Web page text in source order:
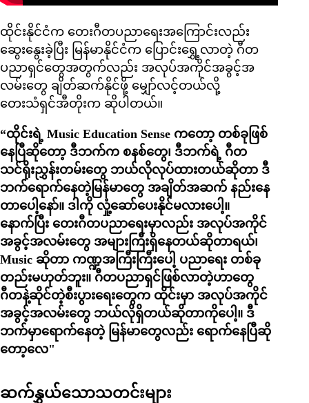
ထိုင်းနိုင်ငံက တေးဂီတပညာရေးအကြောင်းလည်း
ဆွေးနွေးခဲ့ပြီး မြန်မာနိုင်ငံက ပြောင်းရွှေ့လာတဲ့ ဂီတ
ပညာရှင်တွေအတွက်လည်း အလုပ်အကိုင်အခွင့်အ
လမ်းတွေ ချိတ်ဆက်နိုင်ဖို့ မျှော်လင့်တယ်လို့
တေးသံရှင်အီတိုးက ဆိုပါတယ်။
“ထိုင်းရဲ့ Music Education Sense ကတော့ တစ်ခုဖြစ်
နေပြီဆိုတော့ ဒီဘက်က စနစ်တွေ၊ ဒီဘက်ရဲ့ ဂီတ
သင်ရိုးညွှန်းတမ်းတွေ ဘယ်လိုလုပ်ထားတယ်ဆိုတာ ဒီ
ဘက်ရောက်နေတဲ့မြန်မာတွေ အချိတ်အဆက် နည်းနေ
တာပေါ့နော်။ ဒါကို လှုံ့ဆော်ပေးနိုင်မလားပေါ့။
နောက်ပြီး တေးဂီတပညာရေးမှာလည်း အလုပ်အကိုင်
အခွင့်အလမ်းတွေ အများကြီးရှိနေတယ်ဆိုတာရယ်၊
Music ဆိုတာ ကဏ္ဍအကြီးကြီးပေါ့ ပညာရေး တစ်ခု
တည်းမဟုတ်ဘူး။ ဂီတပညာရှင်ဖြစ်လာတဲ့ဟာတွေ
ဂီတနဲ့ဆိုင်တဲ့စီးပွားရေးတွေက ထိုင်းမှာ အလုပ်အကိုင်
အခွင့်အလမ်းတွေ ဘယ်လိုရှိတယ်ဆိုတာကိုပေါ့။ ဒီ
ဘက်မှာရောက်နေတဲ့ မြန်မာတွေလည်း ရောက်နေပြီဆို
တော့လေ"
ဆက်နွှယ်သောသတင်းများ